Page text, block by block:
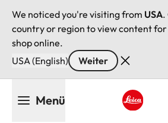
We noticed you're visiting from USA.
country or region to view content
shop online.
USA (English)
Weiter
Menü